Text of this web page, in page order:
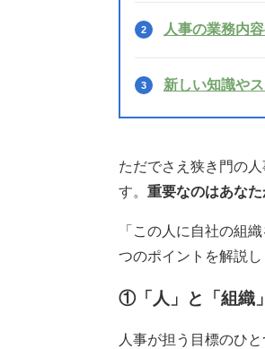
人事の業務内
新しい知識や
ただでさえ狭き門の
す。 重要なのはあな
「この人に自社の組
つのポイントを解説し
①「人」と「組織
人事が担う目標のひ